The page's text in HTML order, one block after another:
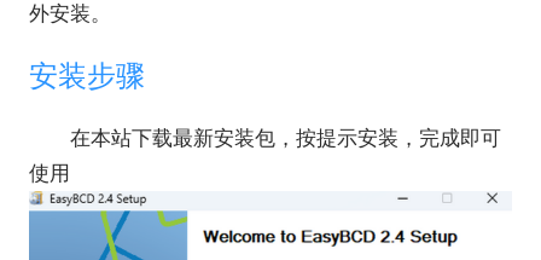
外安装。
安装步骤
在本站下载最新安装包，按提示安装，完成即可
使用